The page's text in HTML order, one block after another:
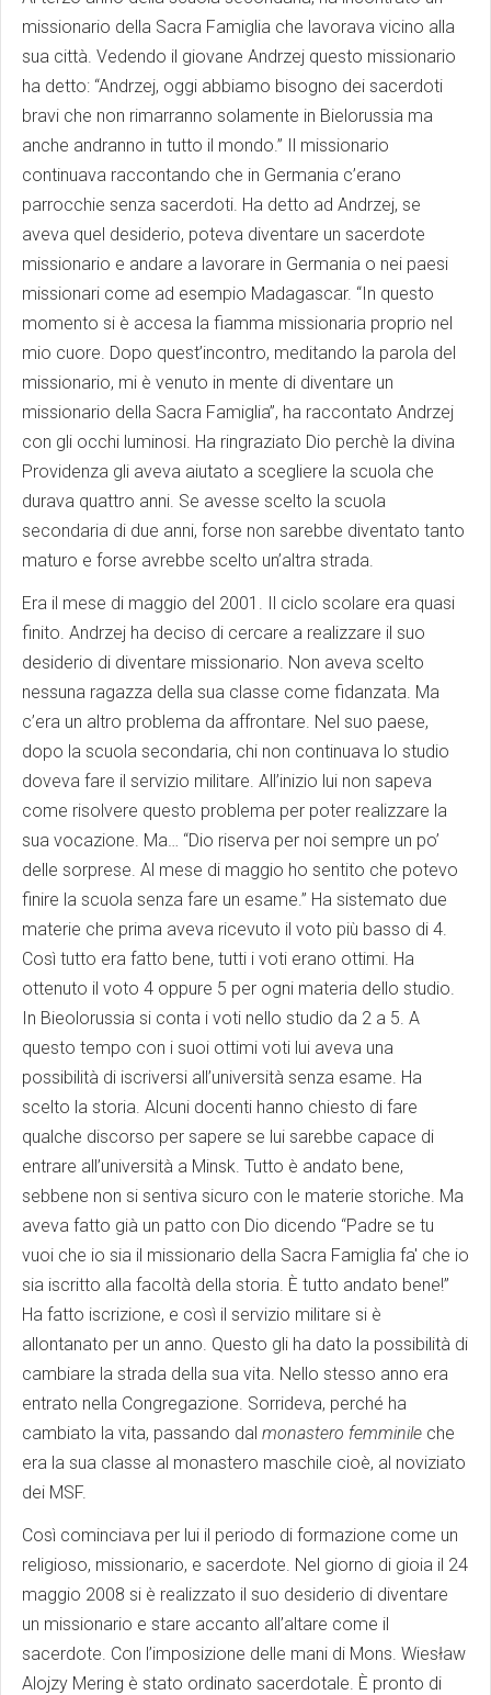
missionario della Sacra Famiglia che lavorava vicino alla
sua città. Vedendo il giovane Andrzej questo missionario
ha detto: “Andrzej, oggi abbiamo bisogno dei sacerdoti
bravi che non rimarranno solamente in Bielorussia ma
anche andranno in tutto il mondo.” Il missionario
continuava raccontando che in Germania c’erano
parrocchie senza sacerdoti. Ha detto ad Andrzej, se
aveva quel desiderio, poteva diventare un sacerdote
missionario e andare a lavorare in Germania o nei paesi
missionari come ad esempio Madagascar. “In questo
momento si è accesa la fiamma missionaria proprio nel
mio cuore. Dopo quest’incontro, meditando la parola del
missionario, mi è venuto in mente di diventare un
missionario della Sacra Famiglia”, ha raccontato Andrzej
con gli occhi luminosi. Ha ringraziato Dio perchè la divina
Providenza gli aveva aiutato a scegliere la scuola che
durava quattro anni. Se avesse scelto la scuola
secondaria di due anni, forse non sarebbe diventato tanto
maturo e forse avrebbe scelto un’altra strada.
Era il mese di maggio del 2001. Il ciclo scolare era quasi
finito. Andrzej ha deciso di cercare a realizzare il suo
desiderio di diventare missionario. Non aveva scelto
nessuna ragazza della sua classe come fidanzata. Ma
c’era un altro problema da affrontare. Nel suo paese,
dopo la scuola secondaria, chi non continuava lo studio
doveva fare il servizio militare. All’inizio lui non sapeva
come risolvere questo problema per poter realizzare la
sua vocazione. Ma… “Dio riserva per noi sempre un po’
delle sorprese. Al mese di maggio ho sentito che potevo
finire la scuola senza fare un esame.” Ha sistemato due
materie che prima aveva ricevuto il voto più basso di 4.
Così tutto era fatto bene, tutti i voti erano ottimi. Ha
ottenuto il voto 4 oppure 5 per ogni materia dello studio.
In Bieolorussia si conta i voti nello studio da 2 a 5. A
questo tempo con i suoi ottimi voti lui aveva una
possibilità di iscriversi all’università senza esame. Ha
scelto la storia. Alcuni docenti hanno chiesto di fare
qualche discorso per sapere se lui sarebbe capace di
entrare all’università a Minsk. Tutto è andato bene,
sebbene non si sentiva sicuro con le materie storiche. Ma
aveva fatto già un patto con Dio dicendo “Padre se tu
vuoi che io sia il missionario della Sacra Famiglia fa' che io
sia iscritto alla facoltà della storia. È tutto andato bene!”
Ha fatto iscrizione, e così il servizio militare si è
allontanato per un anno. Questo gli ha dato la possibilità di
cambiare la strada della sua vita. Nello stesso anno era
entrato nella Congregazione. Sorrideva, perché ha
cambiato la vita, passando dal monastero femminile che
era la sua classe al monastero maschile cioè, al noviziato
dei MSF.
Così cominciava per lui il periodo di formazione come un
religioso, missionario, e sacerdote. Nel giorno di gioia il 24
maggio 2008 si è realizzato il suo desiderio di diventare
un missionario e stare accanto all’altare come il
sacerdote. Con l’imposizione delle mani di Mons. Wiesław
Alojzy Mering è stato ordinato sacerdotale. È pronto di